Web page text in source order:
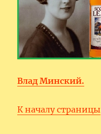
Влад Минский.
К началу страницы